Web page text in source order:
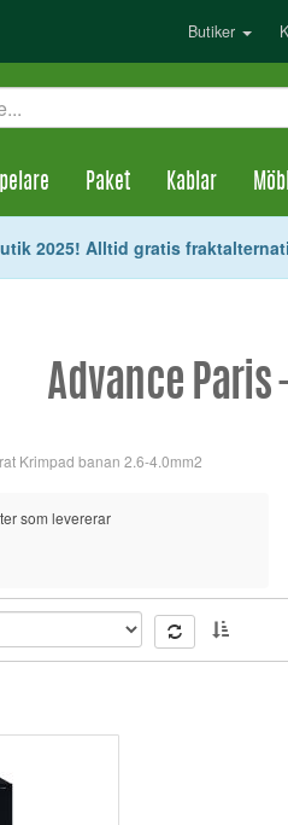
Butiker
Paket Kablar
2025! Alltid gratis
Advance Paris
Krimpad banan 2.6-4.0mm2
som levererar